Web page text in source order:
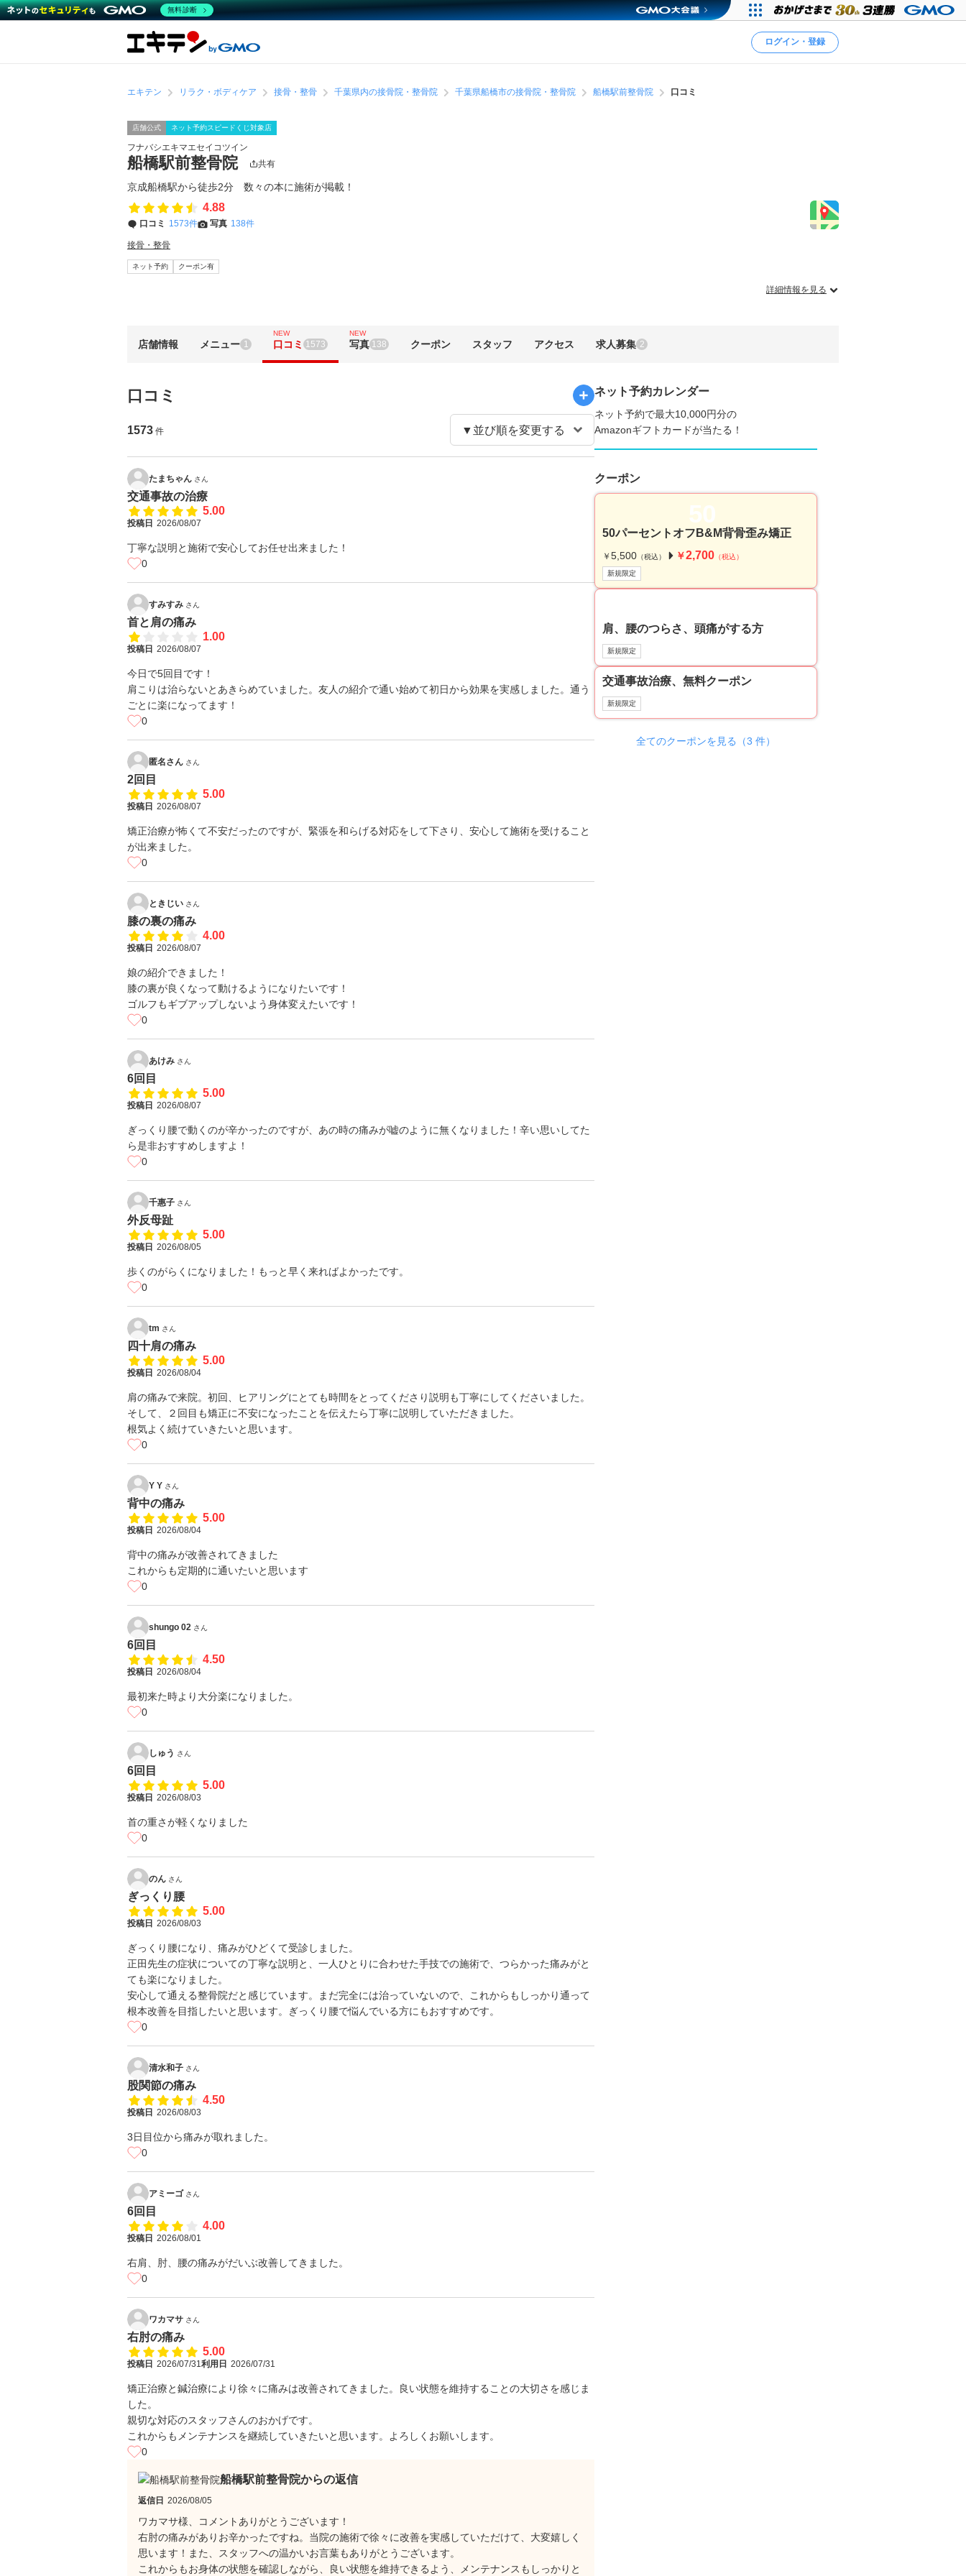
ログイン・登録
エキテン リラク・ボディケア 接骨・整骨 千葉県内の接骨院・整骨院 千葉県船橋市の接骨院・整骨院 船橋駅前整骨院 口コミ
店舗公式 ネット予約スピードくじ対象店
フナバシエキマエセイコツイン
船橋駅前整骨院 共有
京成船橋駅から徒歩2分 数々の本に施術が掲載！
4.88
口コミ 1573件 写真 138件
接骨・整骨
ネット予約 クーポン有
詳細情報を見る
店舗情報 メニュー 1
NEW
口コミ 1573
NEW
写真 138 クーポン スタッフ アクセス 求人募集 2
口コミ
1573 件
たまちゃん さん
交通事故の治療
5.00
投稿日 2026/08/07
丁寧な説明と施術で安心してお任せ出来ました！
0
すみすみ さん
首と肩の痛み
1.00
投稿日 2026/08/07
今日で5回目です！
肩こりは治らないとあきらめていました。友人の紹介で通い始めて初日から効果を実感しました。通う
ごとに楽になってます！
0
匿名さん さん
2回目
5.00
投稿日 2026/08/07
矯正治療が怖くて不安だったのですが、緊張を和らげる対応をして下さり、安心して施術を受けること
が出来ました。
0
ときじい さん
膝の裏の痛み
4.00
投稿日 2026/08/07
娘の紹介できました！
膝の裏が良くなって動けるようになりたいです！
ゴルフもギブアップしないよう身体変えたいです！
0
あけみ さん
6回目
5.00
投稿日 2026/08/07
ぎっくり腰で動くのが辛かったのですが、あの時の痛みが嘘のように無くなりました！辛い思いしてた
ら是非おすすめしますよ！
0
千惠子 さん
外反母趾
5.00
投稿日 2026/08/05
歩くのがらくになりました！もっと早く来ればよかったです。
0
tm さん
四十肩の痛み
5.00
投稿日 2026/08/04
肩の痛みで来院。初回、ヒアリングにとても時間をとってくださり説明も丁寧にしてくださいました。
そして、２回目も矯正に不安になったことを伝えたら丁寧に説明していただきました。
根気よく続けていきたいと思います。
0
Y Y さん
背中の痛み
5.00
投稿日 2026/08/04
背中の痛みが改善されてきました
これからも定期的に通いたいと思います
0
shungo 02 さん
6回目
4.50
投稿日 2026/08/04
最初来た時より大分楽になりました。
0
しゅう さん
6回目
5.00
投稿日 2026/08/03
首の重さが軽くなりました
0
のん さん
ぎっくり腰
5.00
投稿日 2026/08/03
ぎっくり腰になり、痛みがひどくて受診しました。
正田先生の症状についての丁寧な説明と、一人ひとりに合わせた手技での施術で、つらかった痛みがと
ても楽になりました。
安心して通える整骨院だと感じています。まだ完全には治っていないので、これからもしっかり通って
根本改善を目指したいと思います。ぎっくり腰で悩んでいる方にもおすすめです。
0
清水和子 さん
股関節の痛み
4.50
投稿日 2026/08/03
3日目位から痛みが取れました。
0
アミーゴ さん
6回目
4.00
投稿日 2026/08/01
右肩、肘、腰の痛みがだいぶ改善してきました。
0
ワカマサ さん
右肘の痛み
5.00
投稿日 2026/07/31利用日 2026/07/31
矯正治療と鍼治療により徐々に痛みは改善されてきました。良い状態を維持することの大切さを感じま
した。
親切な対応のスタッフさんのおかげです。
これからもメンテナンスを継続していきたいと思います。よろしくお願いします。
0
船橋駅前整骨院からの返信
返信日 2026/08/05
ワカマサ様、コメントありがとうございます！
右肘の痛みがありお辛かったですね。当院の施術で徐々に改善を実感していただけて、大変嬉しく
思います！また、スタッフへの温かいお言葉もありがとうございます。
これからもお身体の状態を確認しながら、良い状態を維持できるよう、メンテナンスもしっかりと
ネット予約カレンダー
ネット予約で最大10,000円分の
Amazonギフトカードが当たる！
クーポン
50
50パーセントオフB&M背骨歪み矯正
￥ 5,500 （税込） ￥2,700 （税込）
新規限定
肩、腰のつらさ、頭痛がする方
新規限定
交通事故治療、無料クーポン
新規限定
全てのクーポンを見る（3 件）
無料診断